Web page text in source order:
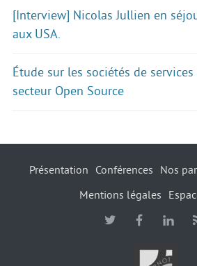
[Interview] Nicolas Jullien en
aux USA.
Étude sur les sociétés de
secteur Open Source
Présentation Conférences Nos
Mentions légales